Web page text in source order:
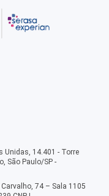
Unidas, 14.401 - Torre
São Paulo/SP -
74 – Sala 1105